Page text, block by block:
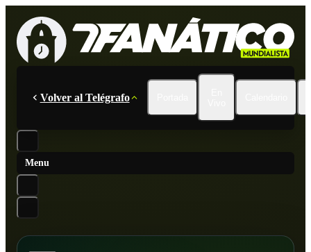
Volver al Telégrafo
Menu